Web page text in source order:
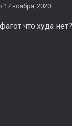
17 ноября, 2020
что худа нет?